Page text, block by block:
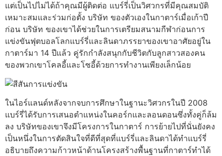
แต่เป็นไปไม่ได้ถ้าคุณมีผู้ติดต่อ แบร์รี่เป็นวิศวกรที่มีคุณสมบัติ
เหมาะสมและร่วมก่อตั้ง บริษัท ของตัวเองในกาตาร์เมื่อเก้าปี
ก่อน บริษัท ของเขาได้ช่วยในการเตรียมสนามกีฬาก่อนการ
แข่งขันฟุตบอลโลกแบร์รี่และลินดาภรรยาของเขาอาศัยอยู่ใน
กาตาร์มา 14 ปีแล้ว คู่รักกําลังสนุกกับชีวิตกับลูกสาวสองคน
ของพวกเขาโคลอี้และโซอี้ด้วยการทํางานเพียงเล็กน้อย
ในไอร์แลนด์หลังจากจบการศึกษาในฐานะวิศวกรในปี 2008
แบร์รี่ได้รับการเสนอตําแหน่งในคอร์กและลอนดอนซึ่งทั้งคู่ก็ล้ม
ลง บริษัทของเขาจึงมีโครงการในกาตาร์ การย้ายไปที่นั่นยังคง
เป็นหนึ่งในการตัดสินใจที่ดีที่สุดที่แบร์รี่และลินดาได้ทําแบร์รี่
อธิบายถึงความก้าวหน้าด้านโครงสร้างพื้นฐานที่กาตาร์ทําได้